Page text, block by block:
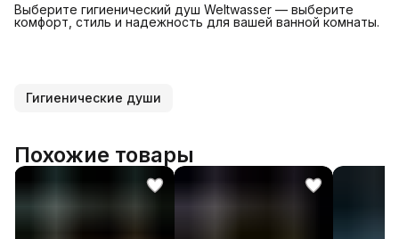
Выберите гигиенический душ Weltwasser — выберите
комфорт, стиль и надежность для вашей ванной комнаты.
Гигиенические души
Похожие товары